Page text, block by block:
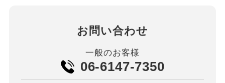
お問い合わせ
一般のお客様
06-6147-7350